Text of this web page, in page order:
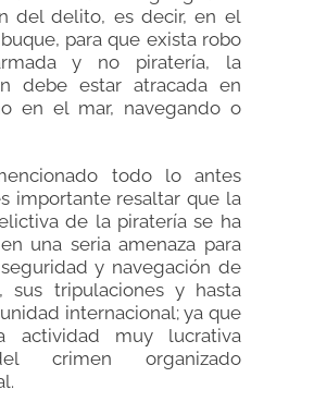
del delito, es decir, en el
para que exista robo
y no piratería, la
debe estar atracada en
en el mar, navegando o
todo lo antes
importante resaltar que la
de la piratería se ha
una seria amenaza para
y navegación de
sus tripulaciones y hasta
internacional; ya que
actividad muy lucrativa
crimen organizado